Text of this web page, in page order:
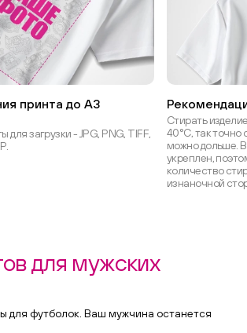
принта до А3
загрузки - JPG, PNG, TIFF,
Стирать
40°С, так точно
можно дольше.
укреплен,
количество
изнаночной
для мужских
для футболок. Ваш мужчина останется